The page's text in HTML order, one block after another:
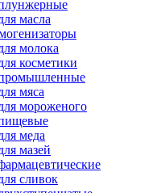
масла
молока
косметики
мяса
мороженого
меда
мазей
сливок